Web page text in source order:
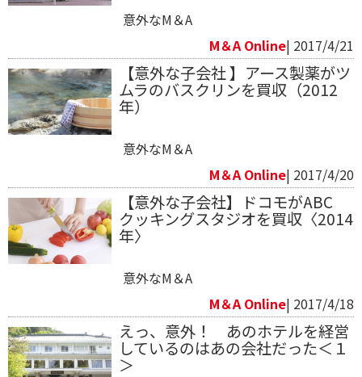
意外なM＆A
M＆A Online| 2017/4/21
【意外な子会社 】アース製薬がツ
ムラのバスクリンを買収（2012
年）
意外なM＆A
M＆A Online| 2017/4/20
【意外な子会社】ドコモがABC
クッキングスタジオを買収〈2014
年〉
意外なM＆A
M＆A Online| 2017/4/18
えっ、意外！ あのホテルを経営
しているのはあの会社だった＜１
＞